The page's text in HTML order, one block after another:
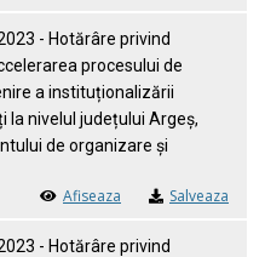
- Hotărâre privind
procesului de
a instituționalizării
la nivelul județului Argeș,
de organizare și
Afiseaza Salveaza
- Hotărâre privind